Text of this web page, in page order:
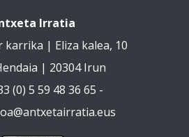
Irratia
karrika | Eliza kalea, 10
| 20304 Irun
(0) 5 59 48 36 65 -